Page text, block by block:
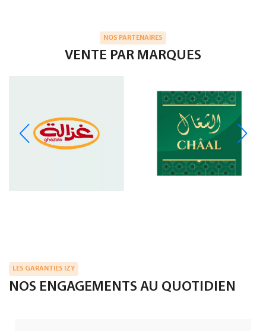
NOS PARTENAIRES
VENTE PAR MARQUES
LES GARANTIES IZY
NOS ENGAGEMENTS AU QUOTIDIEN